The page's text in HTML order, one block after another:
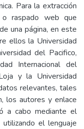
Para la extracción
raspado web que
una página, en este
ellos la Universidad
del Pacifico,
Internacional del
y la Universidad
relevantes, tales
los autores y enlace
a cabo mediante el
el lenguaje